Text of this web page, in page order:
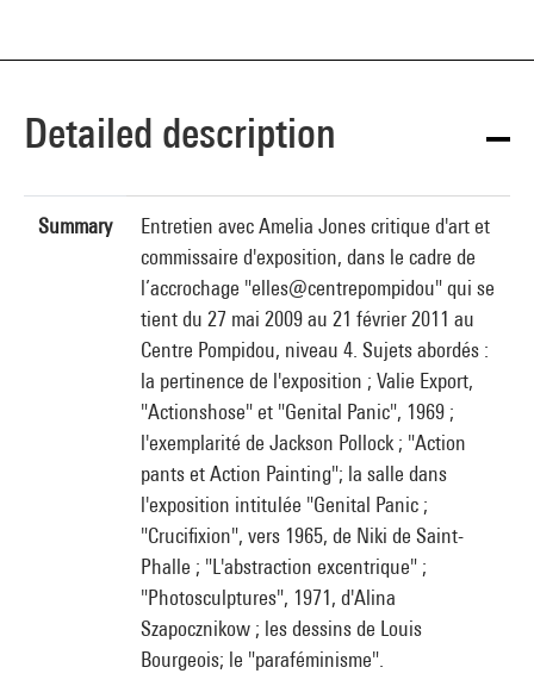
Detailed description
Summary
Entretien avec Amelia Jones critique d'art et
commissaire d'exposition, dans le cadre de
l’accrochage "elles@centrepompidou" qui se
tient du 27 mai 2009 au 21 février 2011 au
Centre Pompidou, niveau 4. Sujets abordés :
la pertinence de l'exposition ; Valie Export,
"Actionshose" et "Genital Panic", 1969 ;
l'exemplarité de Jackson Pollock ; "Action
pants et Action Painting"; la salle dans
l'exposition intitulée "Genital Panic ;
"Crucifixion", vers 1965, de Niki de Saint-
Phalle ; "L'abstraction excentrique" ;
"Photosculptures", 1971, d'Alina
Szapocznikow ; les dessins de Louis
Bourgeois; le "paraféminisme".